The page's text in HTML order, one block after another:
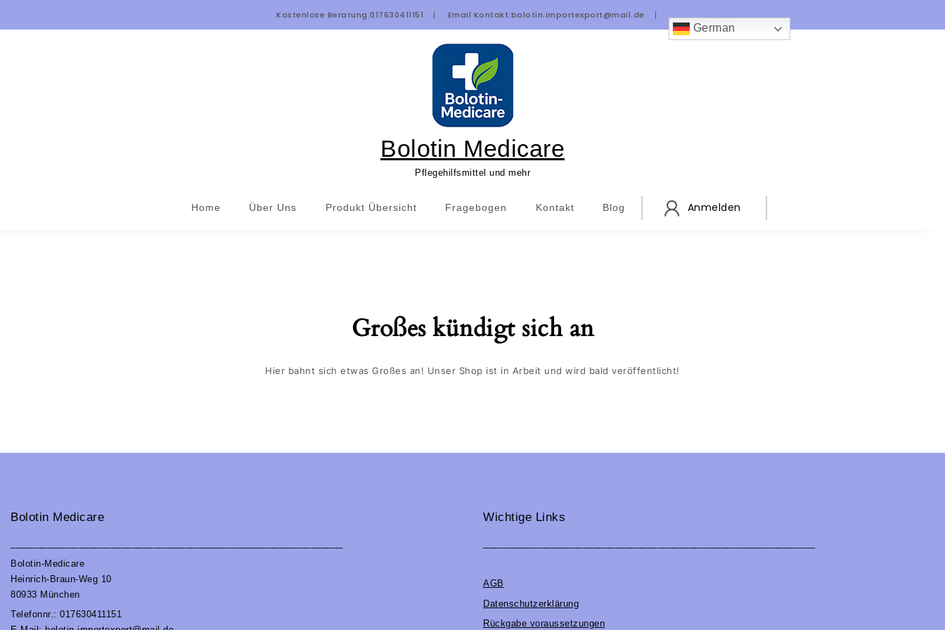
Kostenlose Beratung:017630411151 Email Kontakt:bolotin.importexport@mail.de
German
Bolotin Medicare
Pflegehilfsmittel und mehr
Home Über Uns Produkt Übersicht Fragebogen Kontakt Blog Anmelden
Großes kündigt sich an
Hier bahnt sich etwas Großes an! Unser Shop ist in Arbeit und wird bald veröffentlicht!
Bolotin Medicare
Bolotin-Medicare
Heinrich-Braun-Weg 10
80933 München
Telefonnr.: 017630411151
Wichtige Links
AGB
Datenschutzerklärung
Rückgabe voraussetzungen